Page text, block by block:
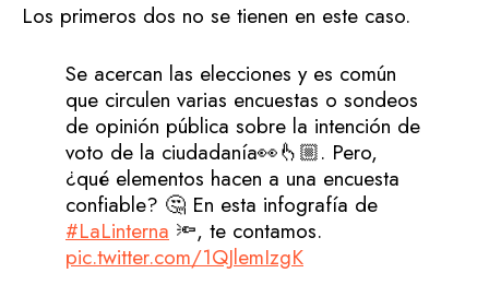
Los primeros dos no se tienen en este caso.
Se acercan las elecciones y es común
que circulen varias encuestas o sondeos
de opinión pública sobre la intención de
voto de la ciudadanía👀👆🏼. Pero,
¿qué elementos hacen a una encuesta
confiable? 🤔 En esta infografía de
#LaLinterna 🔦, te contamos.
pic.twitter.com/1QJlemIzgK